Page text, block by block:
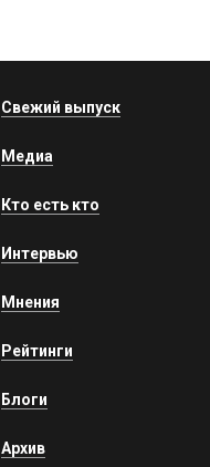
Свежий выпуск
Медиа
Кто есть кто
Интервью
Мнения
Рейтинги
Блоги
Архив